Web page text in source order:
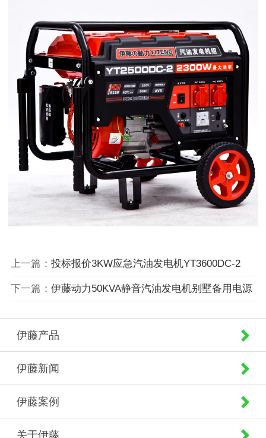
上一篇： 投标报价3KW应急汽油发电机YT3600DC-2
下一篇： 伊藤动力50KVA静音汽油发电机别墅备用电源
伊藤产品
伊藤新闻
伊藤案例
关于伊藤